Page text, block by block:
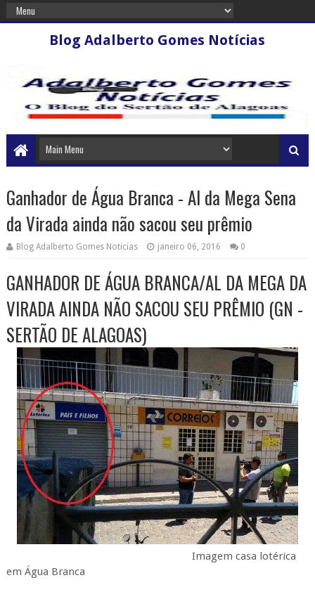
Blog Adalberto Gomes Notícias
Ganhador de Água Branca - Al da Mega Sena
da Virada ainda não sacou seu prêmio
Blog Adalberto Gomes Noticias janeiro 06, 2016 0
GANHADOR DE ÁGUA BRANCA/AL DA MEGA DA
VIRADA AINDA NÃO SACOU SEU PRÊMIO (GN -
SERTÃO DE ALAGOAS)
Imagem casa lotérica
em Água Branca